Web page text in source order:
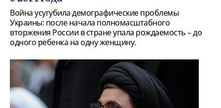
Война усугубила демографические проблемы
Украины: после начала полномасштабного
вторжения России в стране упала рождаемость – до
одного ребенка на одну женщину.